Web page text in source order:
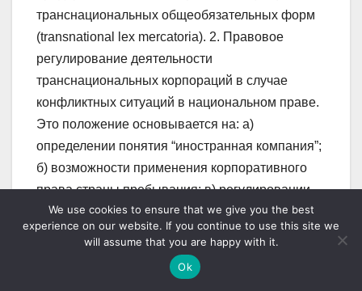
We use cookies to ensure that we give you the best
experience on our website. If you continue to use this site we
will assume that you are happy with it.
Ok